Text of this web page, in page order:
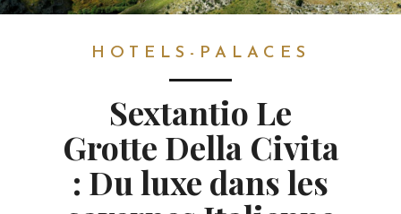
HOTELS-PALACES
Sextantio Le
Grotte Della Civita
: Du luxe dans les